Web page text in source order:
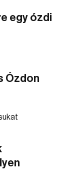
egy ózdi
Ózdon